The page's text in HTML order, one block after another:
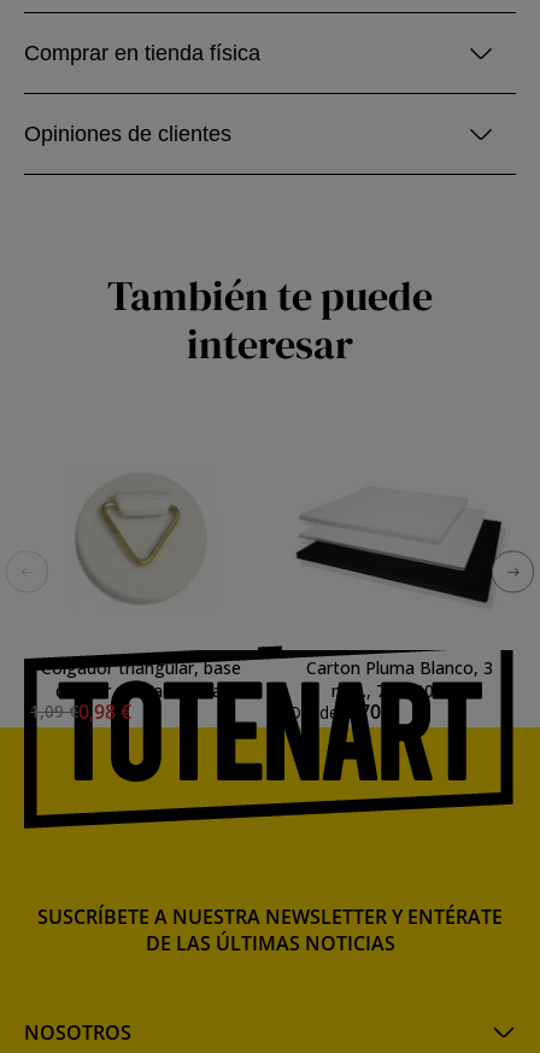
Comprar en tienda física
Opiniones de clientes
También te puede
interesar
Colgador triangular, base
circular autoadhesiva,
25mm (unidad)
1,09 €0,98 €
Carton Pluma Blanco, 3
mm., 70x100 cm.
Desde
5,70 €
NOSOTROS
SUSCRÍBETE A NUESTRA NEWSLETTER Y ENTÉRATE
DE LAS ÚLTIMAS NOTICIAS